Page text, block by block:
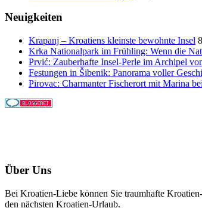
Neuigkeiten
Krapanj – Kroatiens kleinste bewohnte Insel
Krka Nationalpark im Frühling: Wenn die
Prvić: Zauberhafte Insel-Perle im Archipel
Festungen in Šibenik: Panorama voller
Pirovac: Charmanter Fischerort mit Marina
Über Uns
Bei Kroatien-Liebe können Sie traumhafte
den nächsten Kroatien-Urlaub.